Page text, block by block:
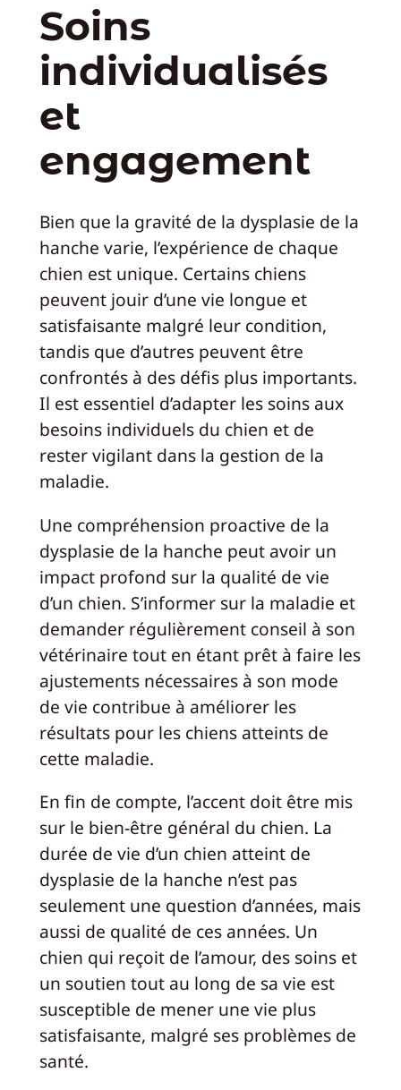
Soins
individualisés
et
engagement
Bien que la gravité de la dysplasie de la
hanche varie, l’expérience de chaque
chien est unique. Certains chiens
peuvent jouir d’une vie longue et
satisfaisante malgré leur condition,
tandis que d’autres peuvent être
confrontés à des défis plus importants.
Il est essentiel d’adapter les soins aux
besoins individuels du chien et de
rester vigilant dans la gestion de la
maladie.
Une compréhension proactive de la
dysplasie de la hanche peut avoir un
impact profond sur la qualité de vie
d’un chien. S’informer sur la maladie et
demander régulièrement conseil à son
vétérinaire tout en étant prêt à faire les
ajustements nécessaires à son mode
de vie contribue à améliorer les
résultats pour les chiens atteints de
cette maladie.
En fin de compte, l’accent doit être mis
sur le bien-être général du chien. La
durée de vie d’un chien atteint de
dysplasie de la hanche n’est pas
seulement une question d’années, mais
aussi de qualité de ces années. Un
chien qui reçoit de l’amour, des soins et
un soutien tout au long de sa vie est
susceptible de mener une vie plus
satisfaisante, malgré ses problèmes de
santé.